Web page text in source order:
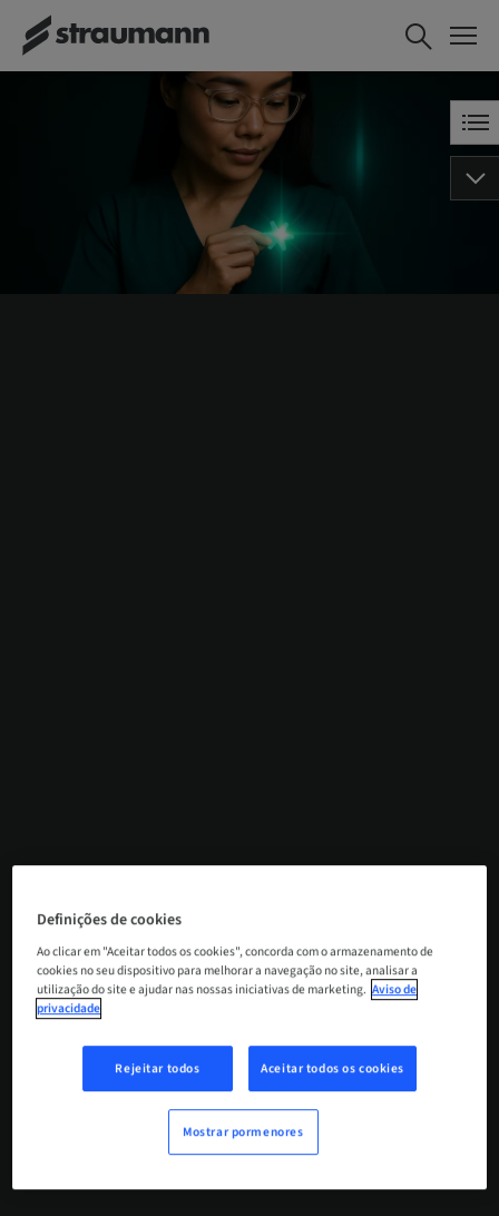
Definições de cookies
Ao clicar em "Aceitar todos os cookies", concorda com o armazenamento de
cookies no seu dispositivo para melhorar a navegação no site, analisar a
utilização do site e ajudar nas nossas iniciativas de marketing. Aviso de
privacidade
Rejeitar todos Aceitar todos os cookies
Mostrar pormenores